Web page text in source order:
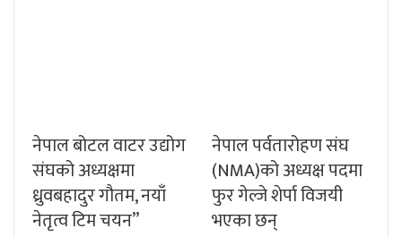
नेपाल बोटल वाटर उद्योग
संघको अध्यक्षमा
ध्रुवबहादुर गौतम, नयाँ
नेतृत्व टिम चयन”
नेपाल पर्वतारोहण संघ
(NMA)को अध्यक्ष पदमा
फुर गेल्जे शेर्पा विजयी
भएका छन्